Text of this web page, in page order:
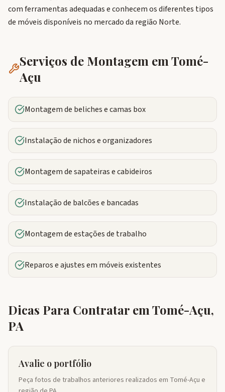
com ferramentas adequadas e conhecem os diferentes tipos
de móveis disponíveis no mercado da região Norte.
Serviços de Montagem em Tomé-
Açu
Montagem de beliches e camas box
Instalação de nichos e organizadores
Montagem de sapateiras e cabideiros
Instalação de balcões e bancadas
Montagem de estações de trabalho
Reparos e ajustes em móveis existentes
Dicas Para Contratar em Tomé-Açu,
PA
Avalie o portfólio
Peça fotos de trabalhos anteriores realizados em Tomé-Açu e